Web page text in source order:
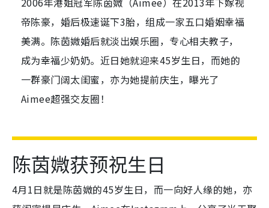
帝陈豪，婚后极速诞下3胎，组成一家五口婚姻幸福
美满。陈茵媺婚后就淡出娱乐圈，专心相夫教子，
成为幸福少奶奶。近日她就迎来45岁生日，而她的
一群豪门阔太闺蜜，亦为她提前庆生，曝光了
Aimee超强交友圈！
陈茵媺获预祝生日
4月1日就是陈茵媺的45岁生日，而一向好人缘的她，亦